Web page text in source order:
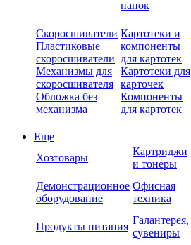
папок
Скоросшиватели
Пластиковые
скоросшиватели
Механизмы для
скоросшивателя
Обложка без
механизма
Картотеки и
компоненты
для картотек
Картотеки для
карточек
Компоненты
для картотек
Еще
Хозтовары
Картриджи
и тонеры
Демонстрационное
оборудование
Офисная
техника
Продукты питания
Галантерея,
сувениры